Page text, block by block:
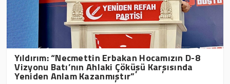
Yıldırım: “Necmettin Erbakan Hocamızın D-8
Vizyonu Batı’nın Ahlaki Çöküşü Karşısında
Yeniden Anlam Kazanmıştır”